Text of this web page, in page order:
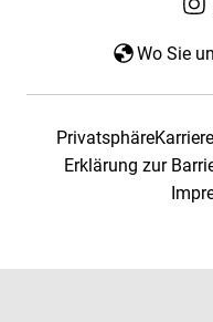
Wo Sie
PrivatsphäreKarriere
Erklärung zur